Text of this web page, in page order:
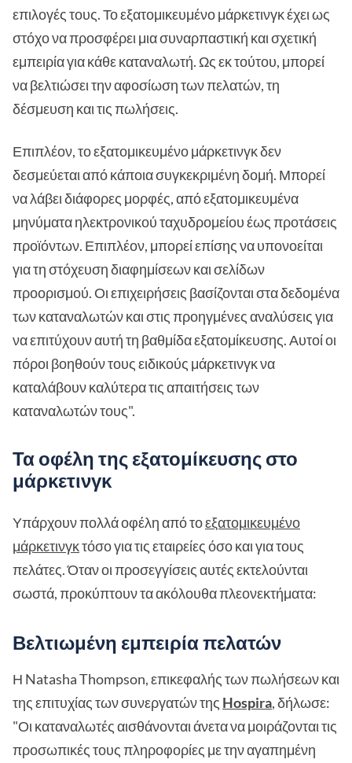
επιλογές τους. Το εξατομικευμένο μάρκετινγκ έχει ως
στόχο να προσφέρει μια συναρπαστική και σχετική
εμπειρία για κάθε καταναλωτή. Ως εκ τούτου, μπορεί
να βελτιώσει την αφοσίωση των πελατών, τη
δέσμευση και τις πωλήσεις.
Επιπλέον, το εξατομικευμένο μάρκετινγκ δεν
δεσμεύεται από κάποια συγκεκριμένη δομή. Μπορεί
να λάβει διάφορες μορφές, από εξατομικευμένα
μηνύματα ηλεκτρονικού ταχυδρομείου έως προτάσεις
προϊόντων. Επιπλέον, μπορεί επίσης να υπονοείται
για τη στόχευση διαφημίσεων και σελίδων
προορισμού. Οι επιχειρήσεις βασίζονται στα δεδομένα
των καταναλωτών και στις προηγμένες αναλύσεις για
να επιτύχουν αυτή τη βαθμίδα εξατομίκευσης. Αυτοί οι
πόροι βοηθούν τους ειδικούς μάρκετινγκ να
καταλάβουν καλύτερα τις απαιτήσεις των
καταναλωτών τους".
Τα οφέλη της εξατομίκευσης στο
μάρκετινγκ
Υπάρχουν πολλά οφέλη από τοεξατομικευμένο
μάρκετινγκτόσο για τις εταιρείες όσο και για τους
πελάτες. Όταν οι προσεγγίσεις αυτές εκτελούνται
σωστά, προκύπτουν τα ακόλουθα πλεονεκτήματα:
Βελτιωμένη εμπειρία πελατών
Η Natasha Thompson, επικεφαλής των πωλήσεων και
της επιτυχίας των συνεργατών της Hospira, δήλωσε:
"Οι καταναλωτές αισθάνονται άνετα να μοιράζονται τις
προσωπικές τους πληροφορίες με την αγαπημένη